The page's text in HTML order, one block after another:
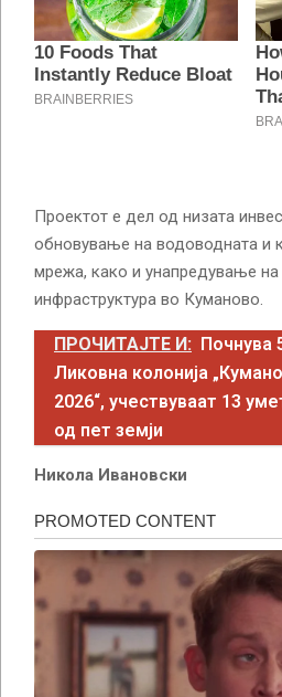
Проектот е дел од низата
обновување на водоводната и
мрежа, како и унапредување на
инфраструктура во Куманово.
ПРОЧИТАЈТЕ И: Почнува
Ликовна колонија
2026“, учествуваат 13
од пет земји
Никола Ивановски